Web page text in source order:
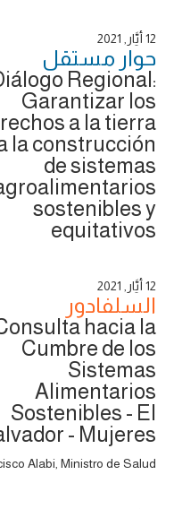
12 أَيَّار, 2021
حوار ‎مستقل
Regional:
Garantizar los
a la tierra
la construcción
de sistemas
sostenibles y
equitativos
12 أَيَّار, 2021
السلفادور
hacia la
Cumbre de los
Sistemas
Alimentarios
Sostenibles - El
- Mujeres
Alabi, Ministro de Salud